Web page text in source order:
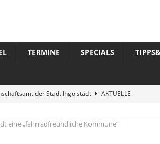
TERMINE SPECIALS
der Stadt Ingolstadt
AKTUELLE
in Ingolstadt
AKTUELLE NACHRICHTEN
eine „fahrradfreundliche Kommune“